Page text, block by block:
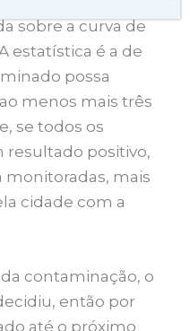
sobre a curva de
estatística é a de
possa
menos mais três
se todos os
resultado positivo,
mais
cidade com a
contaminação, o
então por
até o próximo